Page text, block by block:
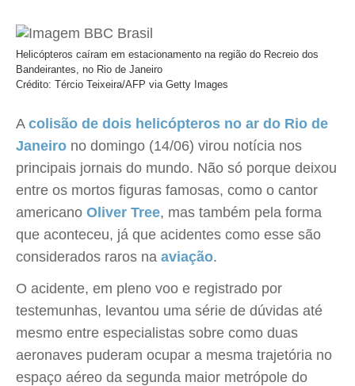
Helicópteros caíram em estacionamento na região do Recreio dos
Bandeirantes, no Rio de Janeiro
Crédito: Tércio Teixeira/AFP via Getty Images
A colisão de dois helicópteros no ar do Rio de
Janeiro no domingo (14/06) virou notícia nos
principais jornais do mundo. Não só porque deixou
entre os mortos figuras famosas, como o cantor
americano Oliver Tree, mas também pela forma
que aconteceu, já que acidentes como esse são
considerados raros na aviação.
O acidente, em pleno voo e registrado por
testemunhas, levantou uma série de dúvidas até
mesmo entre especialistas sobre como duas
aeronaves puderam ocupar a mesma trajetória no
espaço aéreo da segunda maior metrópole do